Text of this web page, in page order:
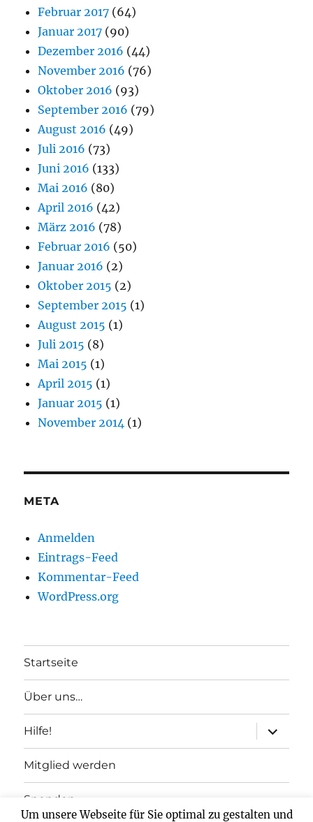
Februar 2017 (64)
Januar 2017 (90)
Dezember 2016 (44)
November 2016 (76)
Oktober 2016 (93)
September 2016 (79)
August 2016 (49)
Juli 2016 (73)
Juni 2016 (133)
Mai 2016 (80)
April 2016 (42)
März 2016 (78)
Februar 2016 (50)
Januar 2016 (2)
Oktober 2015 (2)
September 2015 (1)
August 2015 (1)
Juli 2015 (8)
Mai 2015 (1)
April 2015 (1)
Januar 2015 (1)
November 2014 (1)
META
Anmelden
Eintrags-Feed
Kommentar-Feed
WordPress.org
Startseite
Über uns…
Hilfe!
anzeigen
Mitglied werden
Spenden
Um unsere Webseite für Sie optimal zu gestalten und